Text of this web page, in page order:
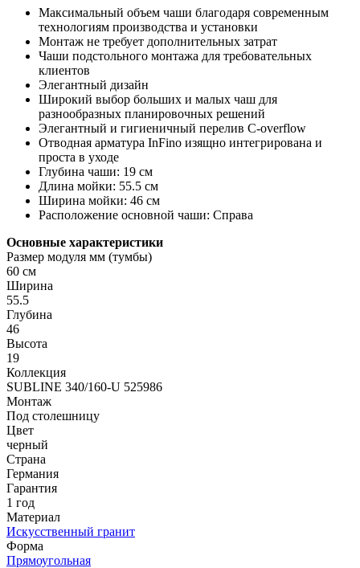
Максимальный объем чаши благодаря современным
технологиям производства и установки
Монтаж не требует дополнительных затрат
Чаши подстольного монтажа для требовательных
клиентов
Элегантный дизайн
Широкий выбор больших и малых чаш для
разнообразных планировочных решений
Элегантный и гигиеничный перелив C-overflow
Отводная арматура InFino изящно интегрирована и
проста в уходе
Глубина чаши: 19 см
Длина мойки: 55.5 см
Ширина мойки: 46 см
Расположение основной чаши: Справа
Основные характеристики
Размер модуля мм (тумбы)
60 см
Ширина
55.5
Глубина
46
Высота
19
Коллекция
SUBLINE 340/160-U 525986
Монтаж
Под столешницу
Цвет
черный
Страна
Германия
Гарантия
1 год
Материал
Искусственный гранит
Форма
Прямоугольная